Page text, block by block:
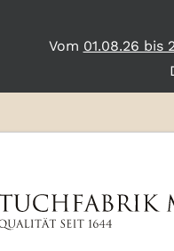
Vom 01.08.26 bis